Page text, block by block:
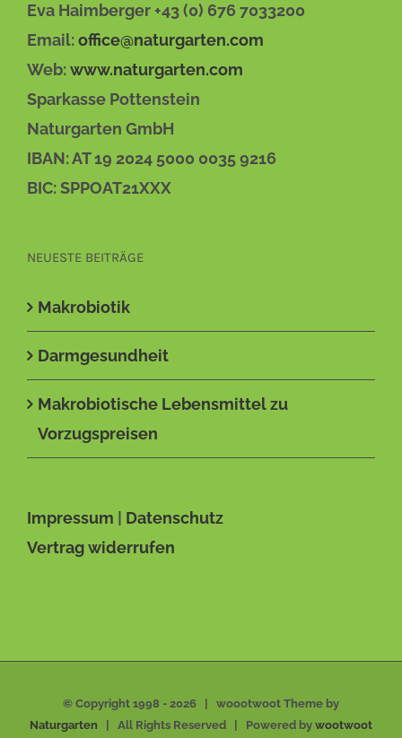
Eva Haimberger +43 (0) 676 7033200
Email:office@naturgarten.com
Web:www.naturgarten.com
Sparkasse Pottenstein
Naturgarten GmbH
IBAN: AT 19 2024 5000 0035 9216
BIC: SPPOAT21XXX
NEUESTE BEITRÄGE
Makrobiotik
Darmgesundheit
Makrobiotische Lebensmittel zu
Vorzugspreisen
Impressum
Datenschutz
Vertrag widerrufen
© Copyright 1998 - 2026 | woootwoot Theme by
Naturgarten | All Rights Reserved | Powered by wootwoot